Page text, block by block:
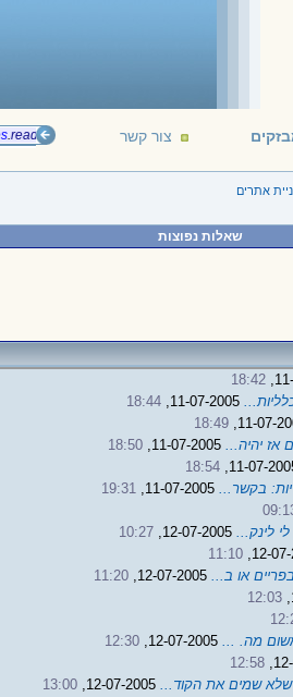
צור קשר rules.‎read
אתרים
שאלות נפוצות
18:42
11-07-2005,
18:44
18:49
אז יהיה...11-07-2005,
18:50
18:54
בקשר...11-07-2005,
19:31
לינק...12-07-2005,
10:27
11:10
או ב...12-07-2005,
11:20
12:03
מה. ...12-07-2005,
12:30
12:58
שמים את הקוד...12-07-2005,
13:00